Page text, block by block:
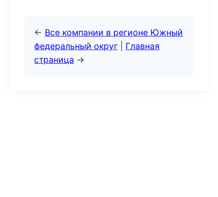
← Все компании в регионе Южный
федеральный округ
Главная
страница →